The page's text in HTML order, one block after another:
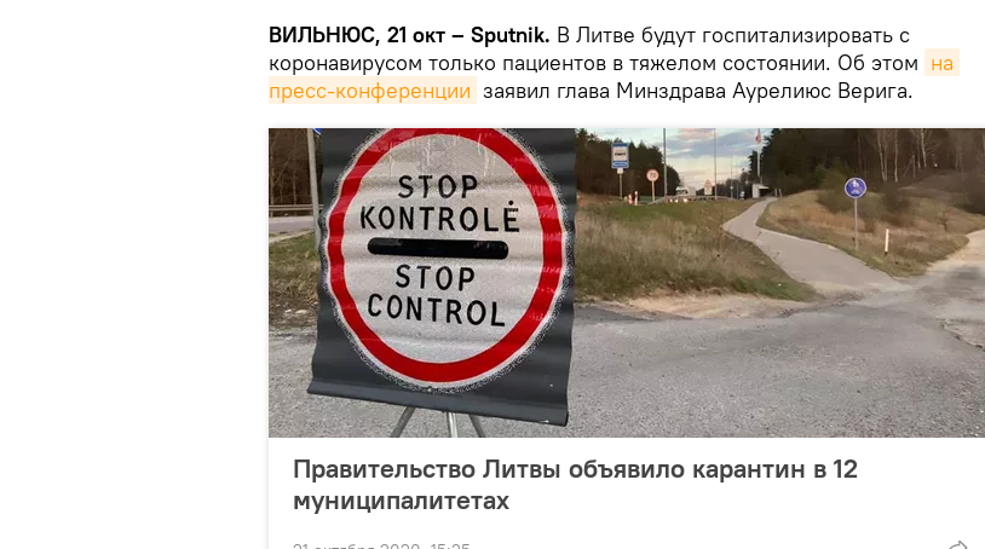
ВИЛЬНЮС, 21 окт – Sputnik. В Литве будут госпитализировать с
коронавирусом только пациентов в тяжелом состоянии. Об этом на
пресс-конференции заявил глава Минздрава Аурелиюс Верига.
Правительство Литвы объявило карантин в 12
муниципалитетах